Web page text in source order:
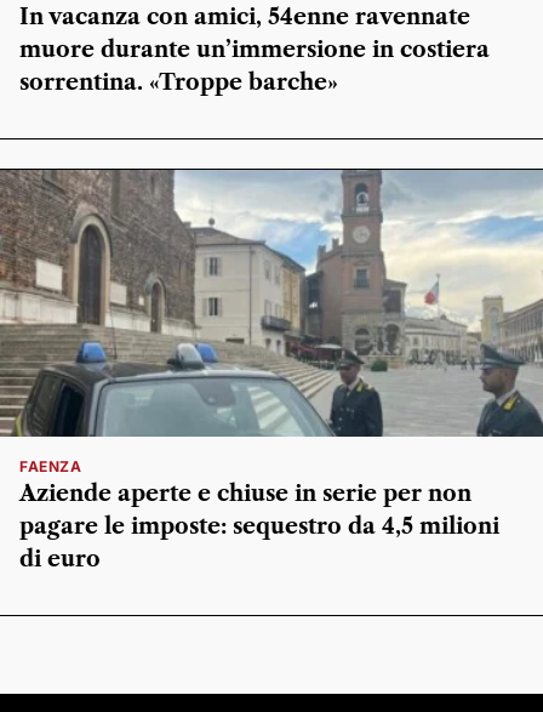
In vacanza con amici, 54enne ravennate
muore durante un’immersione in costiera
sorrentina. «Troppe barche»
FAENZA
Aziende aperte e chiuse in serie per non
pagare le imposte: sequestro da 4,5 milioni
di euro